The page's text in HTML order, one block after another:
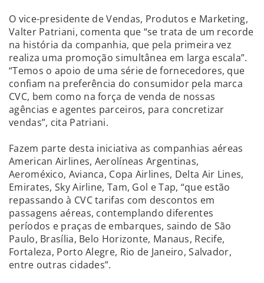
O vice-presidente de Vendas, Produtos e Marketing,
Valter Patriani, comenta que “se trata de um recorde
na história da companhia, que pela primeira vez
realiza uma promoção simultânea em larga escala”.
“Temos o apoio de uma série de fornecedores, que
confiam na preferência do consumidor pela marca
CVC, bem como na força de venda de nossas
agências e agentes parceiros, para concretizar
vendas”, cita Patriani.
Fazem parte desta iniciativa as companhias aéreas
American Airlines, Aerolíneas Argentinas,
Aeroméxico, Avianca, Copa Airlines, Delta Air Lines,
Emirates, Sky Airline, Tam, Gol e Tap, “que estão
repassando à CVC tarifas com descontos em
passagens aéreas, contemplando diferentes
períodos e praças de embarques, saindo de São
Paulo, Brasília, Belo Horizonte, Manaus, Recife,
Fortaleza, Porto Alegre, Rio de Janeiro, Salvador,
entre outras cidades”.